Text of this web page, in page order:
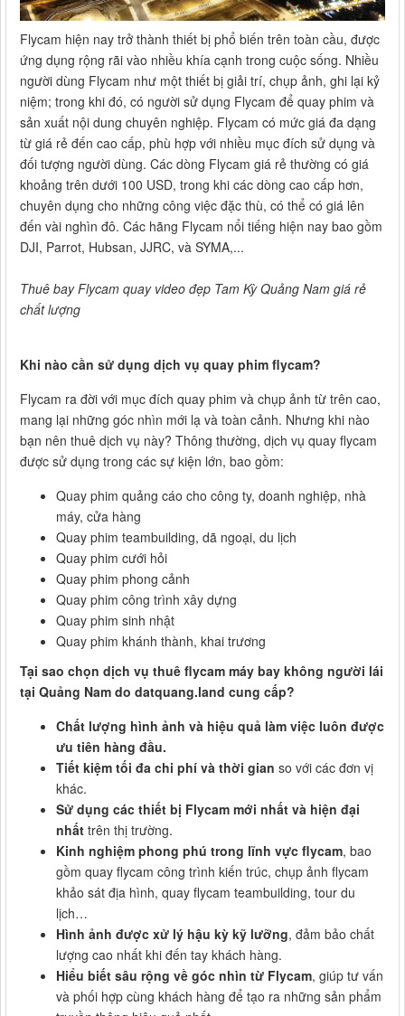
Flycam hiện nay trở thành thiết bị phổ biến trên toàn cầu, được
ứng dụng rộng rãi vào nhiều khía cạnh trong cuộc sống. Nhiều
người dùng Flycam như một thiết bị giải trí, chụp ảnh, ghi lại kỷ
niệm; trong khi đó, có người sử dụng Flycam để quay phim và
sản xuất nội dung chuyên nghiệp. Flycam có mức giá đa dạng
từ giá rẻ đến cao cấp, phù hợp với nhiều mục đích sử dụng và
đối tượng người dùng. Các dòng Flycam giá rẻ thường có giá
khoảng trên dưới 100 USD, trong khi các dòng cao cấp hơn,
chuyên dụng cho những công việc đặc thù, có thể có giá lên
đến vài nghìn đô. Các hãng Flycam nổi tiếng hiện nay bao gồm
DJI, Parrot, Hubsan, JJRC, và SYMA,...
Thuê bay Flycam quay video đẹp Tam Kỳ Quảng Nam giá rẻ
chất lượng
Khi nào cần sử dụng dịch vụ quay phim flycam?
Flycam ra đời với mục đích quay phim và chụp ảnh từ trên cao,
mang lại những góc nhìn mới lạ và toàn cảnh. Nhưng khi nào
bạn nên thuê dịch vụ này? Thông thường, dịch vụ quay flycam
được sử dụng trong các sự kiện lớn, bao gồm:
Quay phim quảng cáo cho công ty, doanh nghiệp, nhà
máy, cửa hàng
Quay phim teambuilding, dã ngoại, du lịch
Quay phim cưới hỏi
Quay phim phong cảnh
Quay phim công trình xây dựng
Quay phim sinh nhật
Quay phim khánh thành, khai trương
Tại sao chọn dịch vụ thuê flycam máy bay không người lái
tại Quảng Nam do datquang.land cung cấp?
Chất lượng hình ảnh và hiệu quả làm việc luôn được
ưu tiên hàng đầu.
Tiết kiệm tối đa chi phí và thời gian so với các đơn vị
khác.
Sử dụng các thiết bị Flycam mới nhất và hiện đại
nhất trên thị trường.
Kinh nghiệm phong phú trong lĩnh vực flycam, bao
gồm quay flycam công trình kiến trúc, chụp ảnh flycam
khảo sát địa hình, quay flycam teambuilding, tour du
lịch…
Hình ảnh được xử lý hậu kỳ kỹ lưỡng, đảm bảo chất
lượng cao nhất khi đến tay khách hàng.
Hiểu biết sâu rộng về góc nhìn từ Flycam, giúp tư vấn
và phối hợp cùng khách hàng để tạo ra những sản phẩm